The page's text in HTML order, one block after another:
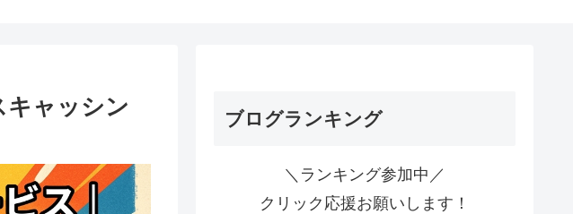
キャッシン
ブログランキング
＼ランキング参加中／
クリック応援お願いします！